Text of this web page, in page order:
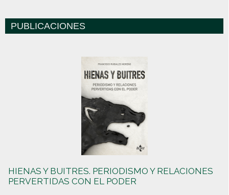
PUBLICACIONES
HIENAS Y BUITRES. PERIODISMO Y RELACIONES
PERVERTIDAS CON EL PODER